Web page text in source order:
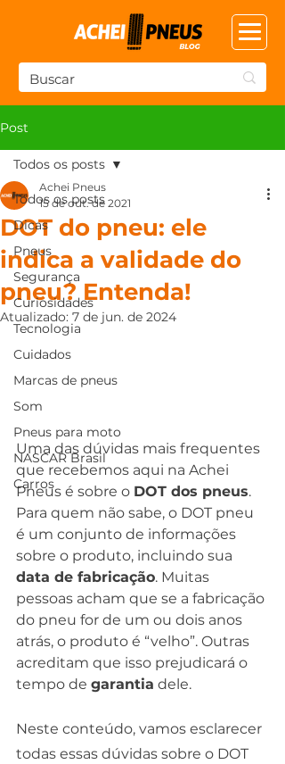
Post
Todos os posts
Dicas
Pneus
Segurança
Curiosidades
Tecnologia
Cuidados
Marcas de pneus
Som
Pneus para moto
NASCAR Brasil
Carros
Todos os posts
DOT do pneu: ele
indica a validade do
pneu? Entenda!
Achei Pneus
15 de out. de 2021
Atualizado: 7 de jun. de 2024
Uma das dúvidas mais frequentes
que recebemos aqui na Achei
Pneus é sobre o DOT dos pneus.
Para quem não sabe, o DOT pneu
é um conjunto de informações
sobre o produto, incluindo sua
data de fabricação. Muitas
pessoas acham que se a fabricação
do pneu for de um ou dois anos
atrás, o produto é “velho”. Outras
acreditam que isso prejudicará o
tempo de garantia dele.
Neste conteúdo, vamos esclarecer
todas essas dúvidas sobre o DOT